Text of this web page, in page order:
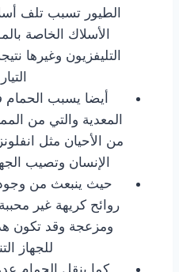
الطيور تسبب تلف
الأسلاك الخاصة
التليفزيون وغيرها
أيضا يسبب
المعدية والتي من
من الأحيان مثل
الإنسان وتصيب
حيث ينبعث من
روائح كريهة غير
ومزعجة وقد تكون
للجهاز
كما ينقل الحمام